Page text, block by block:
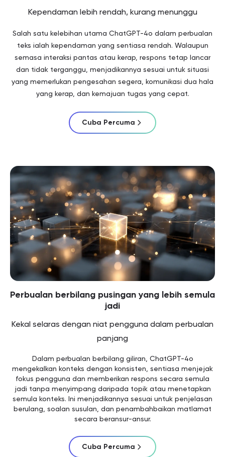
Kependaman lebih rendah, kurang menunggu
Salah satu kelebihan utama ChatGPT-4o dalam perbualan
teks ialah kependaman yang sentiasa rendah. Walaupun
semasa interaksi pantas atau kerap, respons tetap lancar
dan tidak terganggu, menjadikannya sesuai untuk situasi
yang memerlukan pengesahan segera, komunikasi dua hala
yang kerap, dan kemajuan tugas yang cepat.
Cuba Percuma
Perbualan berbilang pusingan yang lebih semula
jadi
Kekal selaras dengan niat pengguna dalam perbualan
panjang
Dalam perbualan berbilang giliran, ChatGPT-4o
mengekalkan konteks dengan konsisten, sentiasa menjejak
fokus pengguna dan memberikan respons secara semula
jadi tanpa menyimpang daripada topik atau menetapkan
semula konteks. Ini menjadikannya sesuai untuk penjelasan
berulang, soalan susulan, dan penambahbaikan matlamat
secara beransur-ansur.
Cuba Percuma